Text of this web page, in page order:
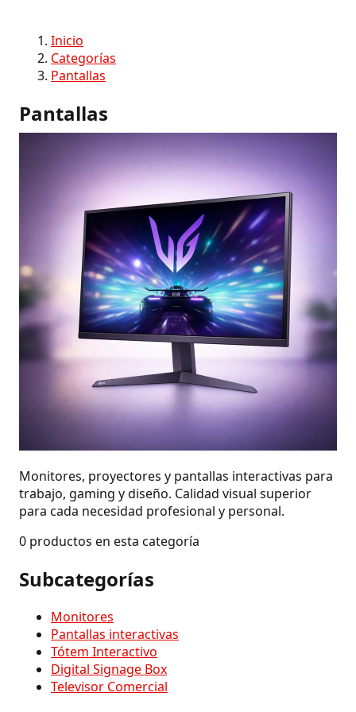
Inicio
Categorías
Pantallas
Pantallas
Monitores, proyectores y pantallas interactivas para
trabajo, gaming y diseño. Calidad visual superior
para cada necesidad profesional y personal.
0 productos en esta categoría
Subcategorías
Monitores
Pantallas interactivas
Tótem Interactivo
Digital Signage Box
Televisor Comercial